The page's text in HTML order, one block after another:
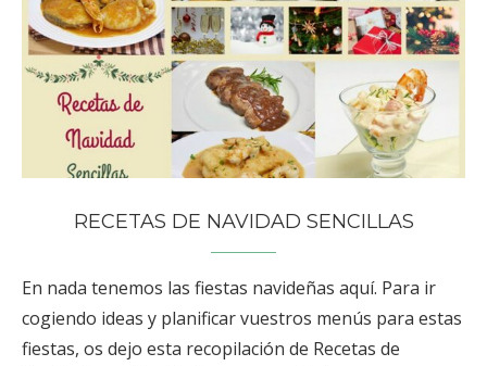
RECETAS DE NAVIDAD SENCILLAS
En nada tenemos las fiestas navideñas aquí. Para ir
cogiendo ideas y planificar vuestros menús para estas
fiestas, os dejo esta recopilación de Recetas de